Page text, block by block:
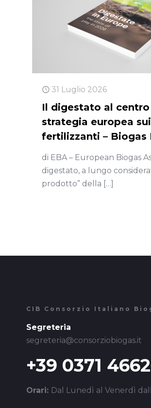
31 Luglio 2026
Il digestato al
strategia europea sui
fertilizzanti – Biogas
di EBA – European Biogas
digestato, a lungo
prodotto” della […]
CIB Consorzio Italiano
Segreteria
segreteria@consorziobiogas.it
+39 0371
Orari: Dal Lunedì al Venerdì